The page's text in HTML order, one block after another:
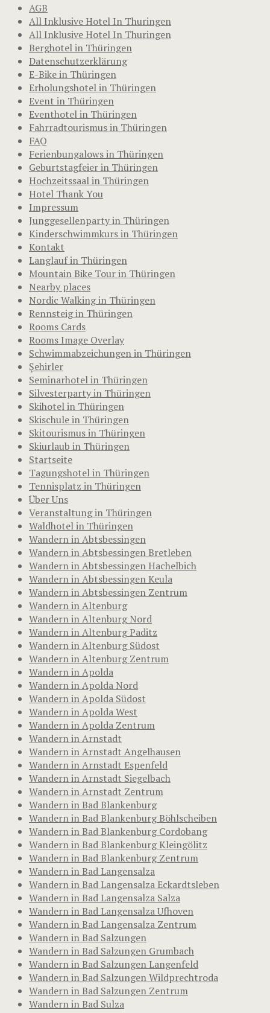
AGB
All Inklusive Hotel In Thuringen
All Inklusive Hotel In Thuringen
Berghotel in Thüringen
Datenschutzerklärung
E-Bike in Thüringen
Erholungshotel in Thüringen
Event in Thüringen
Eventhotel in Thüringen
Fahrradtourismus in Thüringen
FAQ
Ferienbungalows in Thüringen
Geburtstagfeier in Thüringen
Hochzeitssaal in Thüringen
Hotel Thank You
Impressum
Junggesellenparty in Thüringen
Kinderschwimmkurs in Thüringen
Kontakt
Langlauf in Thüringen
Mountain Bike Tour in Thüringen
Nearby places
Nordic Walking in Thüringen
Rennsteig in Thüringen
Rooms Cards
Rooms Image Overlay
Schwimmabzeichungen in Thüringen
Şehirler
Seminarhotel in Thüringen
Silvesterparty in Thüringen
Skihotel in Thüringen
Skischule in Thüringen
Skitourismus in Thüringen
Skiurlaub in Thüringen
Startseite
Tagungshotel in Thüringen
Tennisplatz in Thüringen
Über Uns
Veranstaltung in Thüringen
Waldhotel in Thüringen
Wandern in Abtsbessingen
Wandern in Abtsbessingen Bretleben
Wandern in Abtsbessingen Hachelbich
Wandern in Abtsbessingen Keula
Wandern in Abtsbessingen Zentrum
Wandern in Altenburg
Wandern in Altenburg Nord
Wandern in Altenburg Paditz
Wandern in Altenburg Südost
Wandern in Altenburg Zentrum
Wandern in Apolda
Wandern in Apolda Nord
Wandern in Apolda Südost
Wandern in Apolda West
Wandern in Apolda Zentrum
Wandern in Arnstadt
Wandern in Arnstadt Angelhausen
Wandern in Arnstadt Espenfeld
Wandern in Arnstadt Siegelbach
Wandern in Arnstadt Zentrum
Wandern in Bad Blankenburg
Wandern in Bad Blankenburg Böhlscheiben
Wandern in Bad Blankenburg Cordobang
Wandern in Bad Blankenburg Kleingölitz
Wandern in Bad Blankenburg Zentrum
Wandern in Bad Langensalza
Wandern in Bad Langensalza Eckardtsleben
Wandern in Bad Langensalza Salza
Wandern in Bad Langensalza Ufhoven
Wandern in Bad Langensalza Zentrum
Wandern in Bad Salzungen
Wandern in Bad Salzungen Grumbach
Wandern in Bad Salzungen Langenfeld
Wandern in Bad Salzungen Wildprechtroda
Wandern in Bad Salzungen Zentrum
Wandern in Bad Sulza